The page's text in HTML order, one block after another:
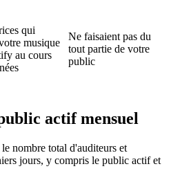
qui
musique
au cours
Ne faisaient pas du
tout partie de votre
public
actif mensuel
le nombre total d'auditeurs et
jours, y compris le public actif et